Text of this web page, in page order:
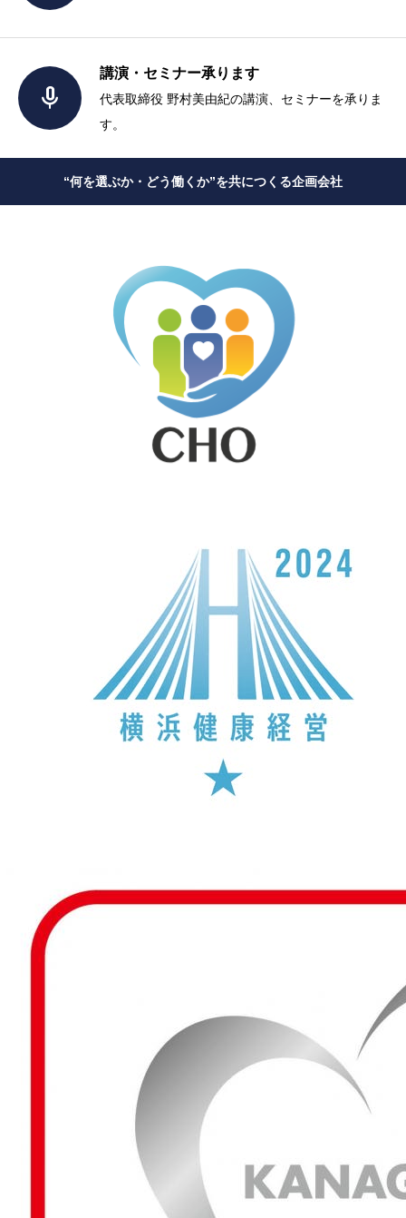

講演・セミナー承ります
代表取締役 野村美由紀の講演、セミナーを承りま
す。
“何を選ぶか・どう働くか”を共につくる企画会社